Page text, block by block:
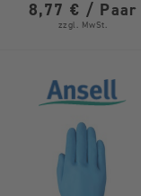
8,77 € / Paar
zzgl. MwSt.